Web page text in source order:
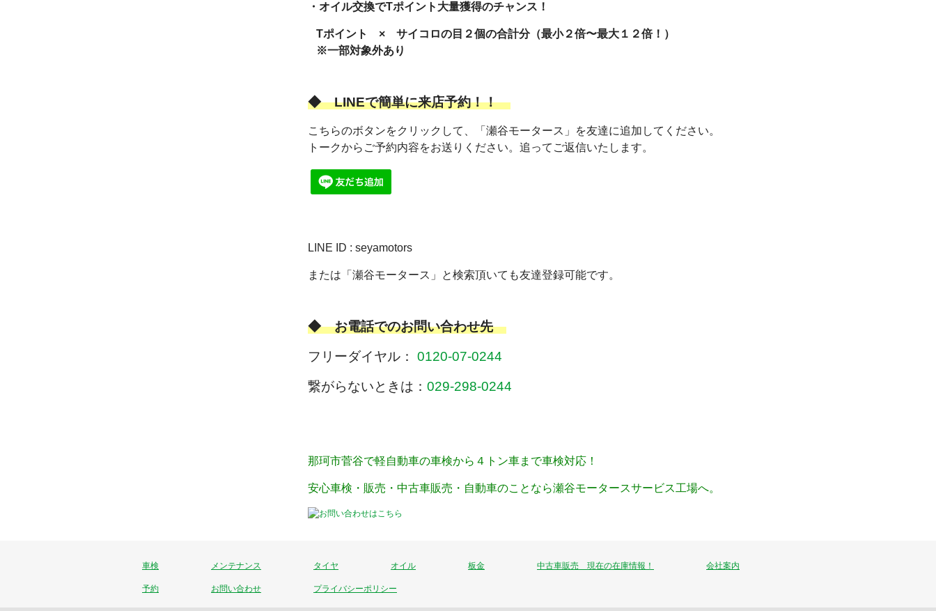
・オイル交換でTポイント大量獲得のチャンス！
Tポイント × サイコロの目２個の合計分（最小２倍〜最大１２倍！）
※一部対象外あり
◆LINEで簡単に来店予約！！
こちらのボタンをクリックして、「瀬谷モータース」を友達に追加してください。
トークからご予約内容をお送りください。追ってご返信いたします。
LINE ID : seyamotors
または「瀬谷モータース」と検索頂いても友達登録可能です。
◆ お電話でのお問い合わせ先
フリーダイヤル： 0120-07-0244
繋がらないときは： 029-298-0244
那珂市菅谷で軽自動車の車検から４トン車まで車検対応！
安心車検・販売・中古車販売・自動車のことなら瀬谷モータースサービス工場へ。
車検 メンテナンス タイヤ オイル 板金 中古車販売 現在の在庫情報！ 会社案内
予約 お問い合わせ プライバシーポリシー